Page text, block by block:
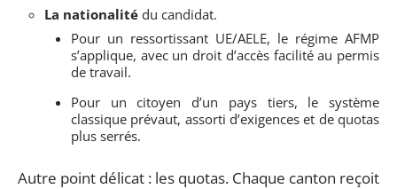
La nationalité du candidat.
Pour un ressortissant UE/AELE, le régime AFMP
s’applique, avec un droit d’accès facilité au permis
de travail.
Pour un citoyen d’un pays tiers, le système
classique prévaut, assorti d’exigences et de quotas
plus serrés.
Autre point délicat : les quotas. Chaque canton reçoit